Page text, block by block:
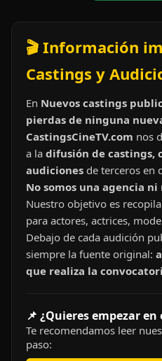
🎬 Información
Castings y
En Nuevos castings
pierdas de ninguna
CastingsCineTV.com nos
a la difusión de castings,
audiciones de terceros en
No somos una agencia
Nuestro objetivo es
para actores, actrices,
Debajo de cada audición
siempre la fuente original:
que realiza la
📌 ¿Quieres empezar
Te recomendamos leer
paso: